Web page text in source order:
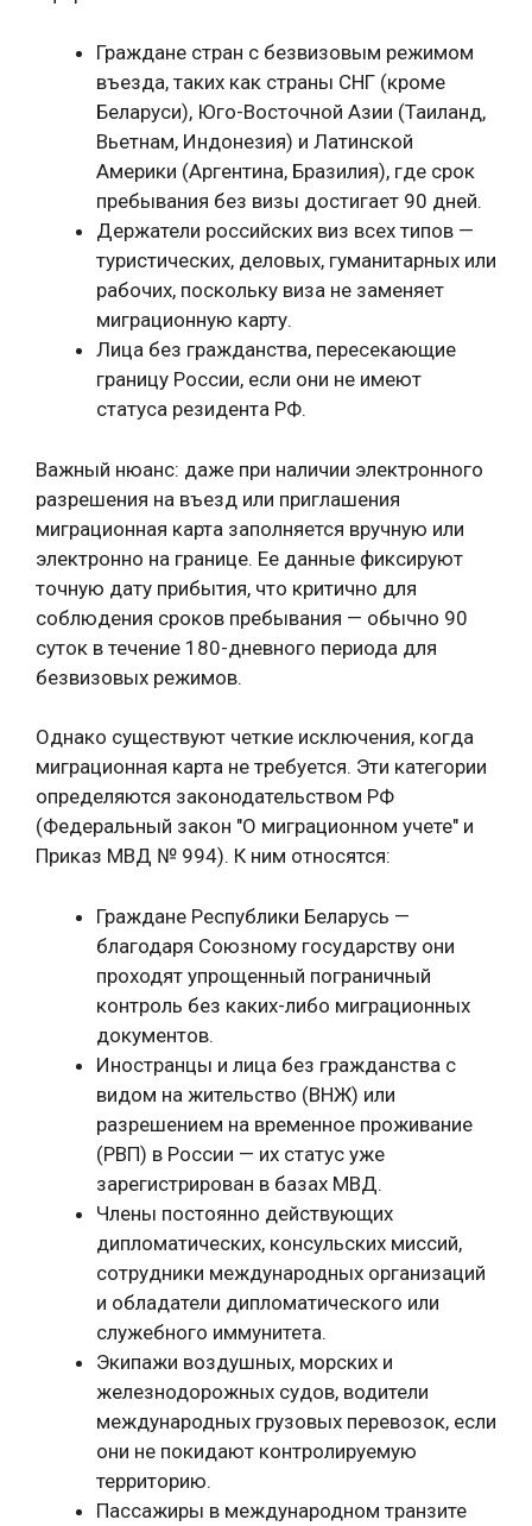
Граждане стран с безвизовым режимом
въезда, таких как страны СНГ (кроме
Беларуси), Юго-Восточной Азии (Таиланд,
Вьетнам, Индонезия) и Латинской
Америки (Аргентина, Бразилия), где срок
пребывания без визы достигает 90 дней.
Держатели российских виз всех типов —
туристических, деловых, гуманитарных или
рабочих, поскольку виза не заменяет
миграционную карту.
Лица без гражданства, пересекающие
границу России, если они не имеют
статуса резидента РФ.
Важный нюанс: даже при наличии электронного
разрешения на въезд или приглашения
миграционная карта заполняется вручную или
электронно на границе. Ее данные фиксируют
точную дату прибытия, что критично для
соблюдения сроков пребывания — обычно 90
суток в течение 180-дневного периода для
безвизовых режимов.
Однако существуют четкие исключения, когда
миграционная карта не требуется. Эти категории
определяются законодательством РФ
(Федеральный закон "О миграционном учете" и
Приказ МВД № 994). К ним относятся:
Граждане Республики Беларусь —
благодаря Союзному государству они
проходят упрощенный пограничный
контроль без каких-либо миграционных
документов.
Иностранцы и лица без гражданства с
видом на жительство (ВНЖ) или
разрешением на временное проживание
(РВП) в России — их статус уже
зарегистрирован в базах МВД.
Члены постоянно действующих
дипломатических, консульских миссий,
сотрудники международных организаций
и обладатели дипломатического или
служебного иммунитета.
Экипажи воздушных, морских и
железнодорожных судов, водители
международных грузовых перевозок, если
они не покидают контролируемую
территорию.
Пассажиры в международном транзите